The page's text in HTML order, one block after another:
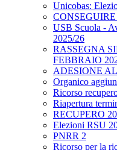
Unicobas:
USB Scuola -
2025/26
RASSEGNA
FEBBRAIO
ADESIONE
Organico
Ricorso
Riapertura
RECUPERO
Elezioni RSU
PNRR 2
Ricorso per la